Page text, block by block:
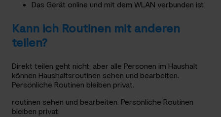
Das Gerät online und mit dem WLAN verbunden ist
Kann ich Routinen mit anderen
teilen?
Direkt teilen geht nicht, aber alle Personen im Haushalt
können Haushaltsroutinen sehen und bearbeiten.
Persönliche Routinen bleiben privat.
routinen sehen und bearbeiten. Persönliche Routinen
bleiben privat.